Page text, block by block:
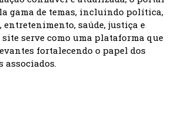
gama de temas, incluindo política,
saúde, justiça e
site serve como uma plataforma que
fortalecendo o papel dos
associados.